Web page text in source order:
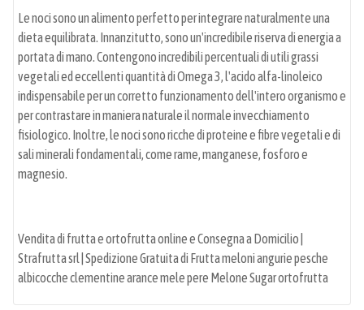
Le noci sono un alimento perfetto per integrare naturalmente una
dieta equilibrata. Innanzitutto, sono un'incredibile riserva di energia a
portata di mano. Contengono incredibili percentuali di utili grassi
vegetali ed eccellenti quantità di Omega 3, l'acido alfa-linoleico
indispensabile per un corretto funzionamento dell'intero organismo e
per contrastare in maniera naturale il normale invecchiamento
fisiologico. Inoltre, le noci sono ricche di proteine e fibre vegetali e di
sali minerali fondamentali, come rame, manganese, fosforo e
magnesio.
Vendita di frutta e ortofrutta online e Consegna a Domicilio |
Strafrutta srl | Spedizione Gratuita di Frutta meloni angurie pesche
albicocche clementine arance mele pere Melone Sugar ortofrutta